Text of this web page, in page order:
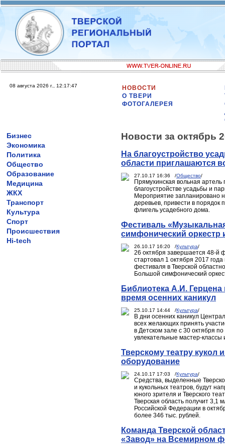
08 августа 2026 г., 12:17:47
НОВОСТИ
О ТВЕРИ
ФОТОГАЛЕРЕЯ
Бизнес
Экономика
Политика
Общество
Образование
Медицина
ЖКХ
Транспорт
Культура
Спорт
Происшествия
Hi-tech
Новости за октябрь
На благоустройство
области приглашаются
27.10.17 16:36 /Общество/
Прямухинская вольная
благоустройстве усадьбы и
Мероприятие запланировано
деревьев, привести в порядок
флигель усадебного дома.
Фестиваль
симфонический оркестр
26.10.17 16:20 /Культура/
26 октября завершается 48-й
стартовал 1 октября 2017
фестиваля в Тверской
Большой симфонический
Библиотека А.И.
время осенних каникул
25.10.17 14:44 /Культура/
В дни осенних каникул
всех желающих принять
в Детском зале с 30 октября
увлекательные мастер-
Тверскому театру
оборудование
24.10.17 17:03 /Культура/
Средства, выделенные
и кукольных театров, будут
юного зрителя и Тверского
Тверская область получит 3,1
Российской Федерации в
более 346 тыс. рублей.
Команда Тверской
«Завод» на Всемирном